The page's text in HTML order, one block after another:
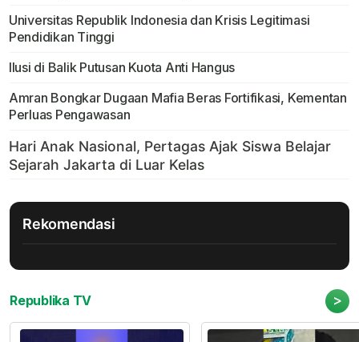
Universitas Republik Indonesia dan Krisis Legitimasi
Pendidikan Tinggi
Ilusi di Balik Putusan Kuota Anti Hangus
Amran Bongkar Dugaan Mafia Beras Fortifikasi, Kementan
Perluas Pengawasan
Rekomendasi
Republika TV >